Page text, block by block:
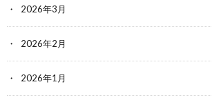
2026年3月
2026年2月
2026年1月